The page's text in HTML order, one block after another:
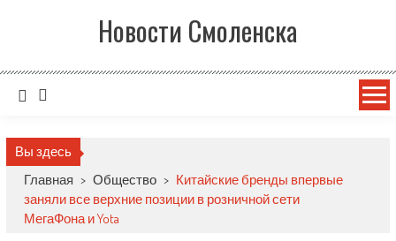
Новости Смоленска
Вы здесь
Главная > Общество > Китайские бренды впервые
заняли все верхние позиции в розничной сети
МегаФона и Yota